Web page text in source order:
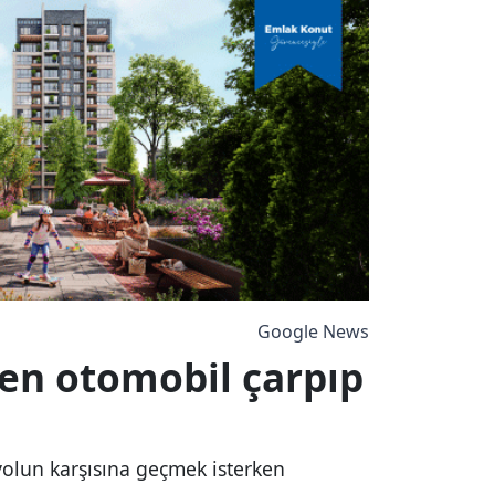
Google News
otomobil çarpıp
karşısına geçmek isterken